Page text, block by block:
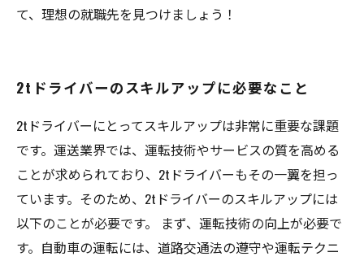
て、理想の就職先を見つけましょう！
2tドライバーのスキルアップに必要なこと
2tドライバーにとってスキルアップは非常に重要な課題
です。運送業界では、運転技術やサービスの質を高める
ことが求められており、2tドライバーもその一翼を担っ
ています。そのため、2tドライバーのスキルアップには
以下のことが必要です。 まず、運転技術の向上が必要で
す。自動車の運転には、道路交通法の遵守や運転テクニ